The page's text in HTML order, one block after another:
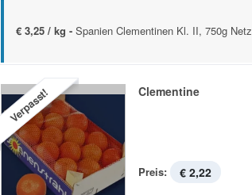
€ 3,25 / kg - Spanien Clementinen Kl. II, 750g Netz
Verpasst! Clementine
Preis: € 2,22